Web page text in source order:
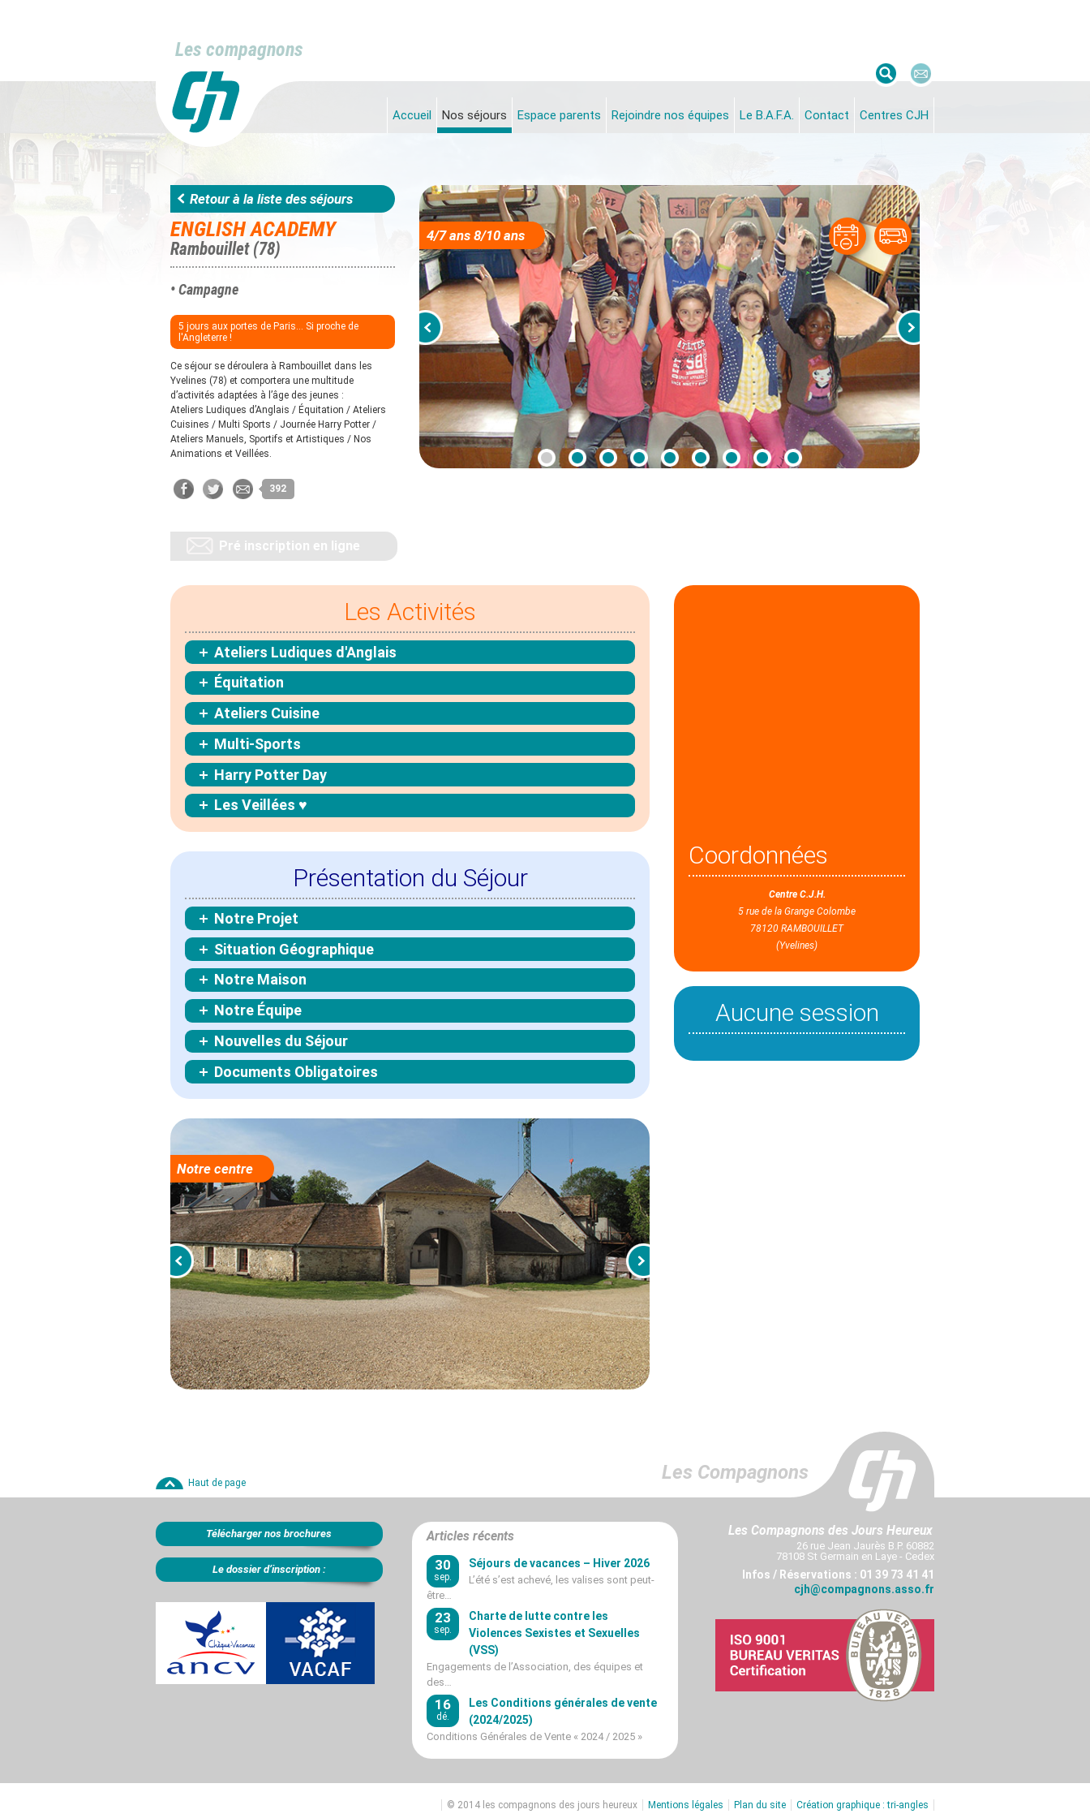
Les compagnons
Accueil Nos séjours Espace parents Rejoindre nos équipes Le B.A.F.A. Contact Centres CJH
Retour à la liste des séjours
ENGLISH ACADEMY
Rambouillet (78)
• Campagne
5 jours aux portes de Paris... Si proche de
l'Angleterre !
Ce séjour se déroulera à Rambouillet dans les
Yvelines (78) et comportera une multitude
d’activités adaptées à l’âge des jeunes :
Ateliers Ludiques d’Anglais / Équitation / Ateliers
Cuisines / Multi Sports / Journée Harry Potter /
Ateliers Manuels, Sportifs et Artistiques / Nos
Animations et Veillées.
392
4/7 ans 8/10 ans
Pré inscription en ligne
Les Activités
Ateliers Ludiques d'Anglais
Équitation
Ateliers Cuisine
Multi-Sports
Harry Potter Day
Les Veillées ♥
Présentation du Séjour
Notre Projet
Situation Géographique
Notre Maison
Notre Équipe
Nouvelles du Séjour
Documents Obligatoires
Notre centre
Coordonnées
Centre C.J.H.
5 rue de la Grange Colombe
78120 RAMBOUILLET
(Yvelines)
Aucune session
Les Compagnons
Haut de page
Télécharger nos brochures
Le dossier d’inscription :
Articles récents
30
sep.
Séjours de vacances – Hiver 2026
L’été s’est achevé, les valises sont peut-
être…
23
sep.
Charte de lutte contre les
Violences Sexistes et Sexuelles
(VSS)
Engagements de l’Association, des équipes et
des…
16
dé.
Les Conditions générales de vente
(2024/2025)
Conditions Générales de Vente « 2024 / 2025 »
Les Compagnons des Jours Heureux
26 rue Jean Jaurès B.P. 60882
78108 St Germain en Laye - Cedex
Infos / Réservations : 01 39 73 41 41
cjh@compagnons.asso.fr
© 2014 les compagnons des jours heureux Mentions légales Plan du site Création graphique : tri-angles